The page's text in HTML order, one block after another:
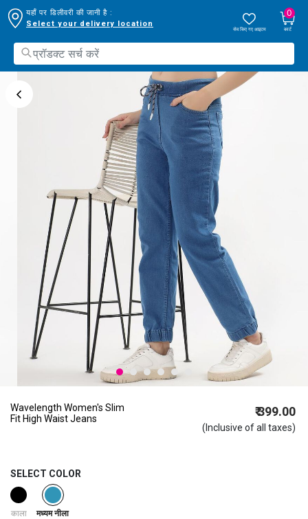
यहाँ पर डिलीवरी की जानी है :
Select your delivery location
सेव किए गए आइटम
0
कार्ट
Wavelength Women's Slim
Fit High Waist Jeans
₹ 399.00
(Inclusive of all taxes)
SELECT COLOR
काला
selected
मध्यम नीला